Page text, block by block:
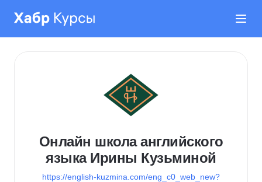
Онлайн школа английского
языка Ирины Кузьминой
https://english-kuzmina.com/eng_c0_web_new?